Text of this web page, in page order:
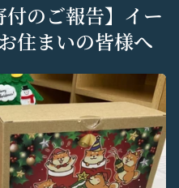
付のご報告】イー
住まいの皆様へ
社」といいます。）
コミュニティポータル
タル商品券です。